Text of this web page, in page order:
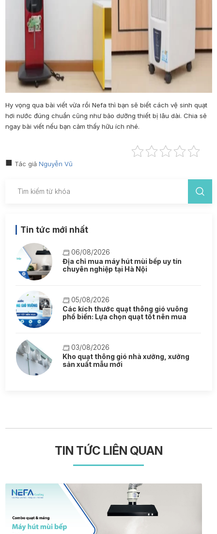
Hy vọng qua bài viết vừa rồi Nefa thì bạn sẽ biết cách vệ sinh quạt
hơi nước đúng chuẩn cũng như bảo dưỡng thiết bị lâu dài. Chia sẻ
ngay bài viết nếu bạn cảm thấy hữu ích nhé.
Tác giả Nguyễn Vũ
Tin tức mới nhất
06/08/2026
Địa chỉ mua máy hút mùi bếp uy tín
chuyên nghiệp tại Hà Nội
05/08/2026
Các kích thước quạt thông gió vuông
phổ biến: Lựa chọn quạt tốt nên mua
03/08/2026
Kho quạt thông gió nhà xưởng, xưởng
sản xuất mẫu mới
TIN TỨC LIÊN QUAN